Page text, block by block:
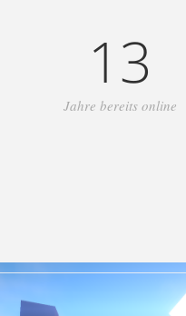
13
Jahre bereits online